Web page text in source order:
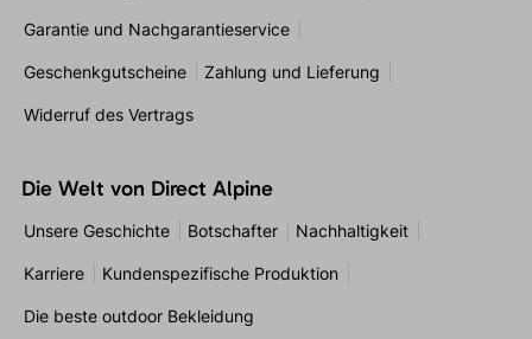
Garantie und Nachgarantieservice
Geschenkgutscheine Zahlung und Lieferung
Widerruf des Vertrags
Die Welt von Direct Alpine
Unsere Geschichte Botschafter Nachhaltigkeit
Karriere Kundenspezifische Produktion
Die beste outdoor Bekleidung